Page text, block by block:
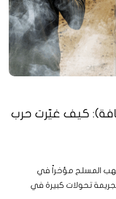
كيف غيّرت حرب
جرائم النهب المسلح مؤخراً في
تحولات كبيرة في